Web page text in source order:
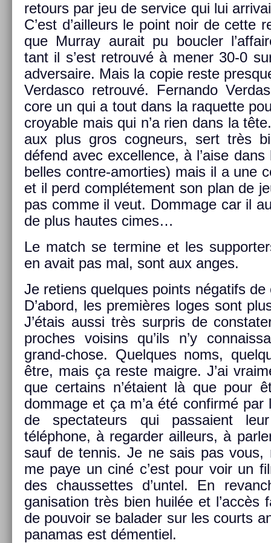
re­tours par jeu de ser­vice qui lui
C’est d’ail­leurs le point noir de cette
que Mur­ray aurait pu boucl­er
tant il s’est retro­uvé à mener 30-0
ad­versaire. Mais la copie reste
Ver­dasco retro­uvé. Fer­nando
core un qui a tout dans la raquet­te
croy­able mais qui n’a rien dans la
aux plus gros cog­neurs, sert très
défend avec ex­cell­ence, à l’aise
be­lles contre-amorties) mais il a une
et il perd com­pléte­ment son plan de
pas comme il veut. Dom­mage car il
de plus hautes cimes…
Le match se ter­mine et les
en avait pas mal, sont aux anges.
Je re­tiens quel­ques points négatifs
D’abord, les premières loges sont
J’étais aussi très sur­pris de
pro­ches voisins qu’ils n’y
grand-chose. Quel­ques noms,
être, mais ça reste maig­re. J’ai
que cer­tains n’étaient là que pour
dom­mage et ça m’a été con­firmé
de spec­tateurs qui pas­saient
téléphone, à re­gard­er ail­leurs, à
sauf de ten­nis. Je ne sais pas vous,
me paye un ciné c’est pour voir un
des chaus­settes d’untel. En
ganisa­tion très bien huilée et l’accès
de pouvoir se balad­er sur les co­urts
panamas est démen­tiel.